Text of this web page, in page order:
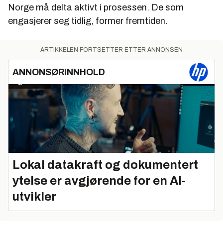
Norge må delta aktivt i prosessen. De som
engasjerer seg tidlig, former fremtiden.
ARTIKKELEN FORTSETTER ETTER ANNONSEN
ANNONSØRINNHOLD
Lokal datakraft og dokumentert
ytelse er avgjørende for en AI-
utvikler